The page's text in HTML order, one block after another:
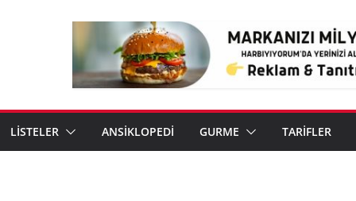
LİSTELER ANSİKLOPEDİ GURME TARİFLER